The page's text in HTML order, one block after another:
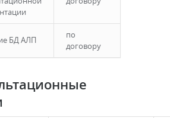
БД АЛП
по
договору